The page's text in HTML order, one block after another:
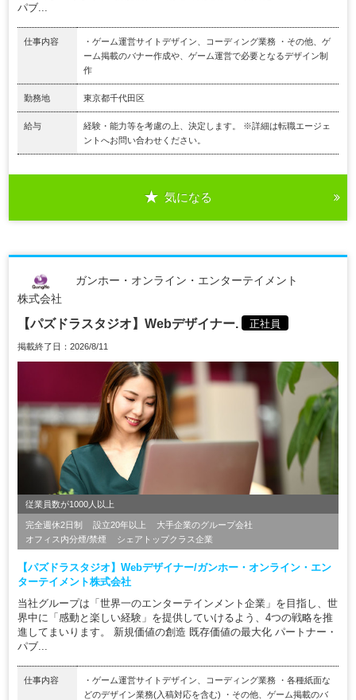
パブ...
仕事内容
・ゲーム運営サイトデザイン、コーディング業務 ・その他、ゲ
ーム掲載のバナー作成や、ゲーム運営で必要となるデザイン制
作
勤務地 東京都千代田区
給与
経験・能力等を考慮の上、決定します。 ※詳細は転職エージェ
ントへお問い合わせください。
気になる
ガンホー・オンライン・エンターテイメント
株式会社
【パズドラスタジオ】Webデザイナー. 正社員
掲載終了日：2026/8/11
従業員数が1000人以上
完全週休2日制 設立20年以上
大手企業のグループ会社
オフィス内分煙/禁煙
シェアトップクラス企業
【パズドラスタジオ】Webデザイナー/ガンホー・オンライン・エン
ターテイメント株式会社
当社グループは「世界一のエンターテインメント企業」を目指し、世
界中に「感動と楽しい経験」を提供していけるよう、4つの戦略を推
進してまいります。 新規価値の創造 既存価値の最大化 パートナー・
パブ...
仕事内容
・ゲーム運営サイトデザイン、コーディング業務 ・各種紙面な
どのデザイン業務(入稿対応を含む) ・その他、ゲーム掲載のバ